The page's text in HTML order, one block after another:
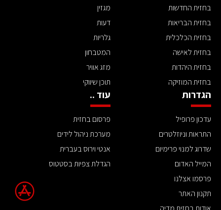
בחזית החדשות
בחזית הבריאות
בחזית הכלכלית
בחזית לאישה
בחזית היהדות
בחזית המוזיקה
מגזין
דעות
גלריות
המטבחון
מזג אוויר
תוכן שיווקי
הגדרות
עדכון פרופיל
התראות וניוזלטרים
שדרוג למנוי פרימיום
המייל האדום
פרסמו אצלנו
תקנון האתר
עוד ..
פרסום בחזית
מערכת ניהול לידים
אנטי וירוס בעברית
הגדלת צפיות בסטטוס